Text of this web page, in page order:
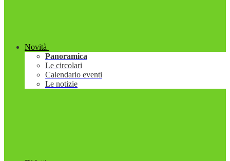
Novità
Panoramica
Le circolari
Calendario eventi
Le notizie